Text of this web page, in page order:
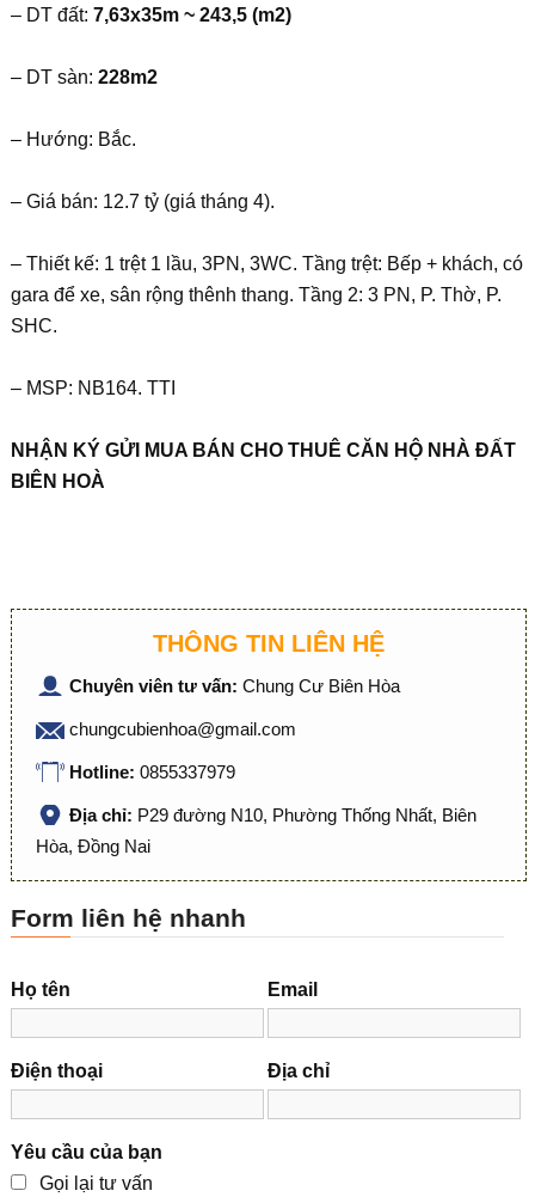
– DT đất: 7,63x35m ~ 243,5 (m2)
– DT sàn: 228m2
– Hướng: Bắc.
– Giá bán: 12.7 tỷ (giá tháng 4).
– Thiết kế: 1 trệt 1 lầu, 3PN, 3WC. Tầng trệt: Bếp + khách, có
gara để xe, sân rộng thênh thang. Tầng 2: 3 PN, P. Thờ, P.
SHC.
– MSP: NB164. TTI
NHẬN KÝ GỬI MUA BÁN CHO THUÊ CĂN HỘ NHÀ ĐẤT
BIÊN HOÀ
THÔNG TIN LIÊN HỆ
Chuyên viên tư vấn: Chung Cư Biên Hòa
chungcubienhoa@gmail.com
Hotline: 0855337979
Địa chỉ: P29 đường N10, Phường Thống Nhất, Biên
Hòa, Đồng Nai
Form liên hệ nhanh
Họ tên Email
Điện thoại Địa chỉ
Yêu cầu của bạn
Gọi lại tư vấn